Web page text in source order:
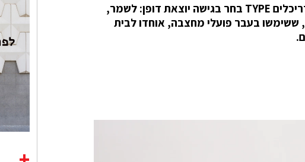
בפרויקט Purbeck Cottage שעל חוף היורה בדרום אנגליה, משרד האדריכלים TYPE בחר בגישה יוצאת דופן: לשמר,
לתקן ולהתאים במקום להרוס ולבנות מחדש. שני קוטג'ים מהמאה ה-19, ששימשו בעבר פועלי מחצבה, אוחדו לבית